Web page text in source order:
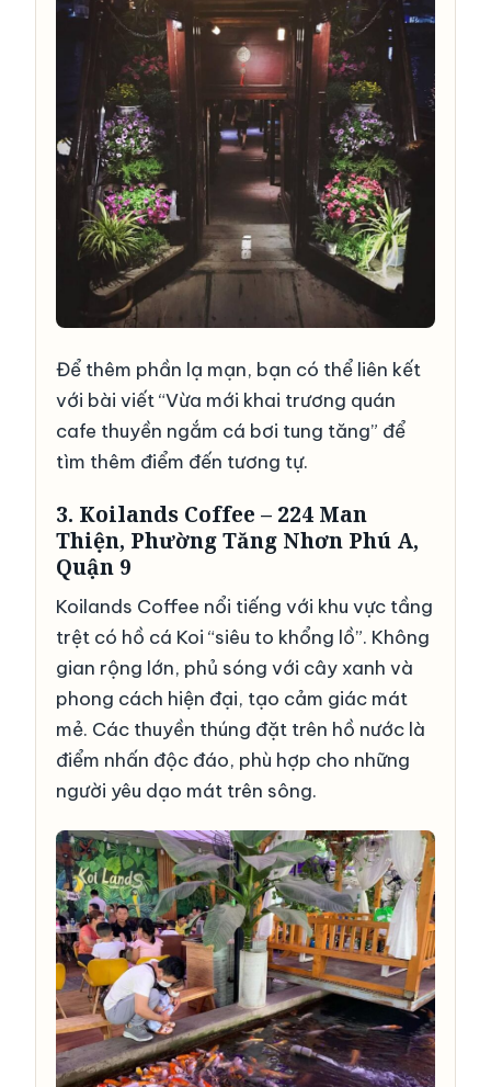
Để thêm phần lạ mạn, bạn có thể liên kết
với bài viết“Vừa mới khai trương quán
cafe thuyền ngắm cá bơi tung tăng” để
tìm thêm điểm đến tương tự.
3. Koilands Coffee – 224 Man
Thiện, Phường Tăng Nhơn Phú A,
Quận 9
Koilands Coffee nổi tiếng với khu vực tầng
trệt có hồ cá Koi “siêu to khổng lồ”. Không
gian rộng lớn, phủ sóng với cây xanh và
phong cách hiện đại, tạo cảm giác mát
mẻ. Các thuyền thúng đặt trên hồ nước là
điểm nhấn độc đáo, phù hợp cho những
người yêu dạo mát trên sông.